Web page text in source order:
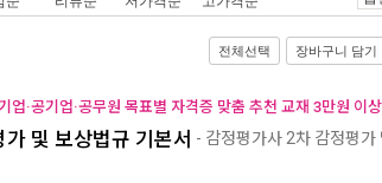
전체선택 장바구니 담기
업·공기업·공무원 목표별 자격증 맞춤 추천 교재 3만원 이
및 보상법규 기본서 - 감정평가사 2차 감정평가